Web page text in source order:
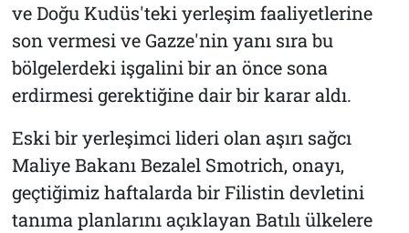
ve Doğu Kudüs'teki yerleşim faaliyetlerine
son vermesi ve Gazze'nin yanı sıra bu
bölgelerdeki işgalini bir an önce sona
erdirmesi gerektiğine dair bir karar aldı.
Eski bir yerleşimci lideri olan aşırı sağcı
Maliye Bakanı Bezalel Smotrich, onayı,
geçtiğimiz haftalarda bir Filistin devletini
tanıma planlarını açıklayan Batılı ülkelere